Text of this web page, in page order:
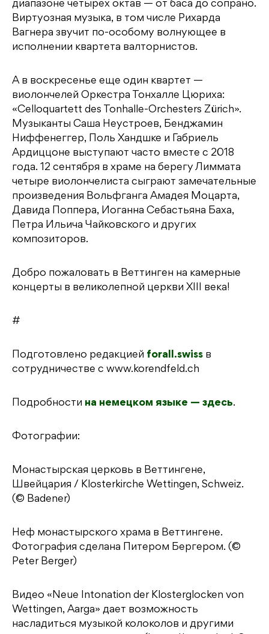
диапазоне четырех октав — от баса до сопрано.
Виртуозная музыка, в том числе Рихарда
Вагнера звучит по-особому волнующее в
исполнении квартета валторнистов.
А в воскресенье еще один квартет —
виолончелей Оркестра Тонхалле Цюриха:
«Celloquartett des Tonhalle-Orchesters Zürich».
Музыканты Саша Неустроев, Бенджамин
Ниффенеггер, Поль Хандшке и Габриель
Ардиццоне выступают часто вместе с 2018
года. 12 сентября в храме на берегу Лиммата
четыре виолончелиста сыграют замечательные
произведения Вольфганга Амадея Моцарта,
Давида Поппера, Иоганна Себастьяна Баха,
Петра Ильича Чайковского и других
композиторов.
Добро пожаловать в Веттинген на камерные
концерты в великолепной церкви XIII века!
#
Подготовлено редакцией forall.swiss в
сотрудничестве с www.korendfeld.ch
Подробности на немецком языке — здесь.
Фотографии:
Монастырская церковь в Веттингене,
Швейцария / Klosterkirche Wettingen, Schweiz.
(© Badener)
Неф монастырского храма в Веттингене.
Фотография сделана Питером Бергером. (©
Peter Berger)
Видео «Neue Intonation der Klosterglocken von
Wettingen, Aarga» дает возможность
насладиться музыкой колоколов и другими